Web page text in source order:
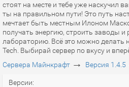
стоят на месте и тебе уже наскучил
ты на правильном пути! Это путь
мечтает быть местным Илоном
получать энергию, строить заводы и
лабораторию. Всё это можно делать
Tech. Выбирай сервер по вкусу и
Сервера Майнкрафт → Версия 1.4.5
Версии: